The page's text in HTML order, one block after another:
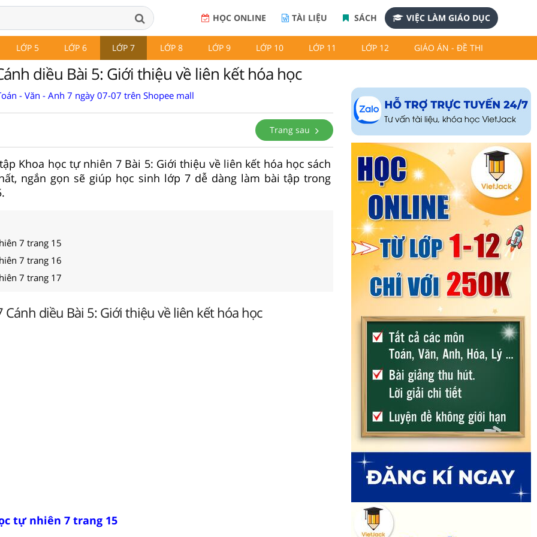
HỌC ONLINE TÀI LIỆU SÁCH VIỆC LÀM GIÁO DỤC
LỚP 5 LỚP 6 LỚP 7 LỚP 8 LỚP 9 LỚP 10 LỚP 11 LỚP 12 GIÁO ÁN - ĐỀ THI
diều Bài 5: Giới thiệu về liên kết hóa học
- Văn - Anh 7 ngày 07-07 trên Shopee mall
Trang sau
Khoa học tự nhiên 7 Bài 5: Giới thiệu về liên kết hóa học sách
ngắn gọn sẽ giúp học sinh lớp 7 dễ dàng làm bài tập trong
7 trang 15
7 trang 16
7 trang 17
Cánh diều Bài 5: Giới thiệu về liên kết hóa học
tự nhiên 7 trang 15